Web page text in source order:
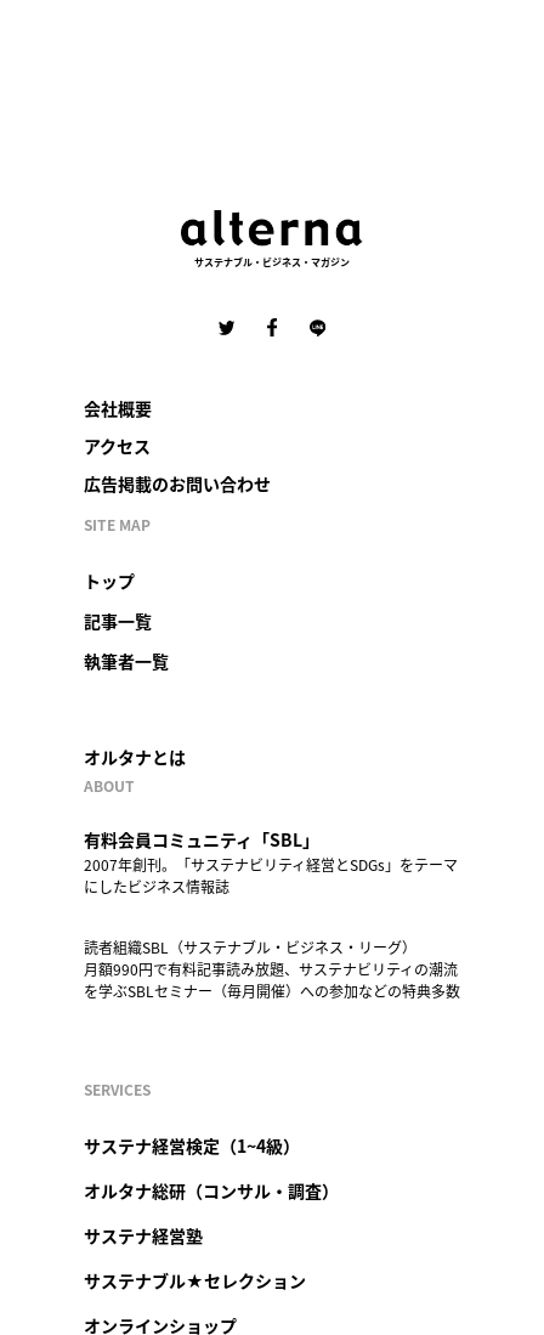
サステナブル・ビジネス・マガジン
会社概要
アクセス
広告掲載のお問い合わせ
SITE MAP
トップ
記事一覧
執筆者一覧
オルタナとは
ABOUT
有料会員コミュニティ「SBL」
2007年創刊。「サステナビリティ経営とSDGs」をテーマ
にしたビジネス情報誌
読者組織SBL（サステナブル・ビジネス・リーグ）
月額990円で有料記事読み放題、サステナビリティの潮流
を学ぶSBLセミナー（毎月開催）への参加などの特典多数
SERVICES
サステナ経営検定（1~4級）
オルタナ総研（コンサル・調査）
サステナ経営塾
サステナブル★セレクション
オンラインショップ